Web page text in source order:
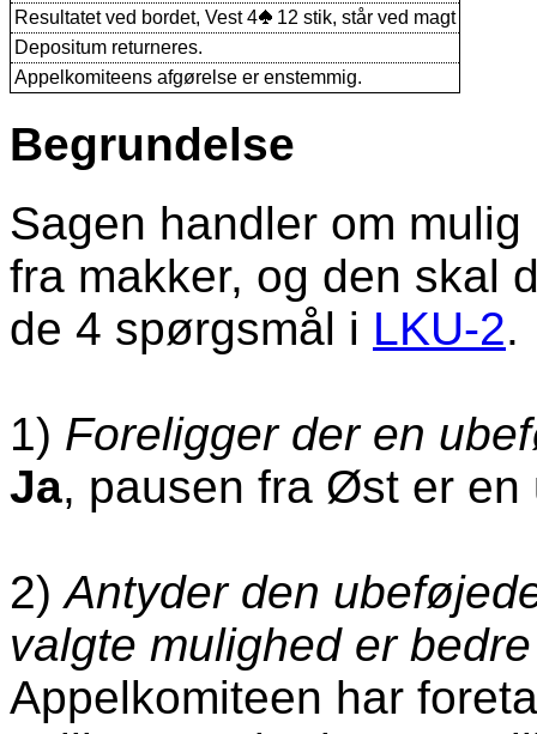
Resultatet ved bordet, Vest 4
12 stik, står ved magt
Depositum returneres.
Appelkomiteens afgørelse er enstemmig.
Begrundelse
Sagen handler om
fra makker, og den skal
de 4 spørgsmål i LKU-2.
1) Foreligger der en
Ja, pausen fra Øst er
2)Antyder den
valgte mulighed er
Appelkomiteen har